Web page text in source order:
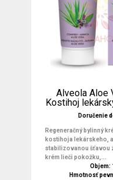
Alveola Aloe
Kostihoj
Doručenie
Regeneračný bylinný
kostihoja lekárskeho,
stabilizovanou šťavou
krém lieči pokožku,...
Objem:
Hmotnosť